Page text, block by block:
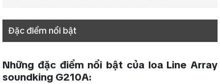
Đặc điểm nổi bật
Những đặc điểm nổi bật của loa Line Array
soundking G210A: